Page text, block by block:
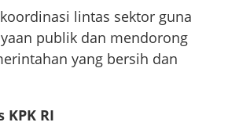
lintas sektor guna
publik dan mendorong
yang bersih dan
KPK RI